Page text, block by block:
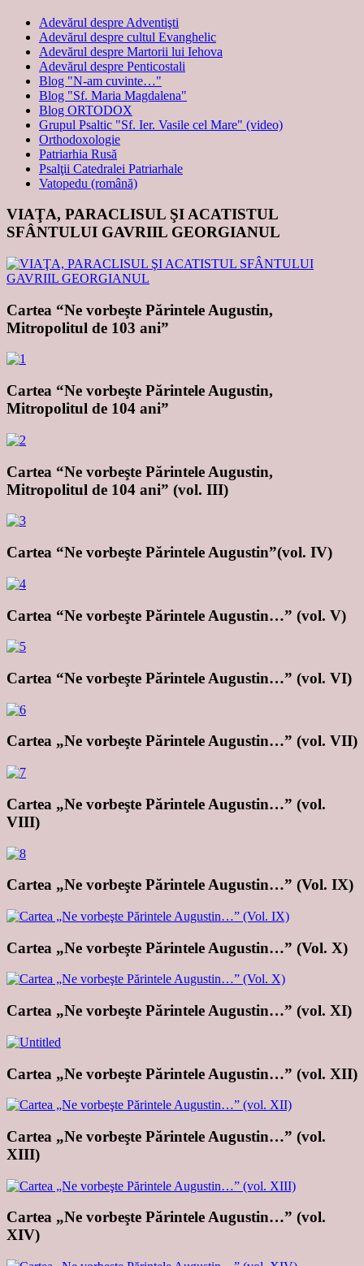
Adevărul despre Adventişti
Adevărul despre cultul Evanghelic
Adevărul despre Martorii lui Iehova
Adevărul despre Penticostali
Blog "N-am cuvinte…"
Blog "Sf. Maria Magdalena"
Blog ORTODOX
Grupul Psaltic "Sf. Ier. Vasile cel Mare" (video)
Orthodoxologie
Patriarhia Rusă
Psalţii Catedralei Patriarhale
Vatopedu (română)
VIAŢA, PARACLISUL ŞI ACATISTUL
SFÂNTULUI GAVRIIL GEORGIANUL
Cartea “Ne vorbeşte Părintele Augustin,
Mitropolitul de 103 ani”
Cartea “Ne vorbeşte Părintele Augustin,
Mitropolitul de 104 ani”
Cartea “Ne vorbeşte Părintele Augustin,
Mitropolitul de 104 ani” (vol. III)
Cartea “Ne vorbeşte Părintele Augustin”(vol. IV)
Cartea “Ne vorbeşte Părintele Augustin…” (vol. V)
Cartea “Ne vorbeşte Părintele Augustin…” (vol. VI)
Cartea „Ne vorbeşte Părintele Augustin…” (vol. VII)
Cartea „Ne vorbeşte Părintele Augustin…” (vol.
VIII)
Cartea „Ne vorbeşte Părintele Augustin…” (Vol. IX)
Cartea „Ne vorbeşte Părintele Augustin…” (Vol. X)
Cartea „Ne vorbeşte Părintele Augustin…” (vol. XI)
Cartea „Ne vorbeşte Părintele Augustin…” (vol. XII)
Cartea „Ne vorbeşte Părintele Augustin…” (vol.
XIII)
Cartea „Ne vorbeşte Părintele Augustin…” (vol.
XIV)